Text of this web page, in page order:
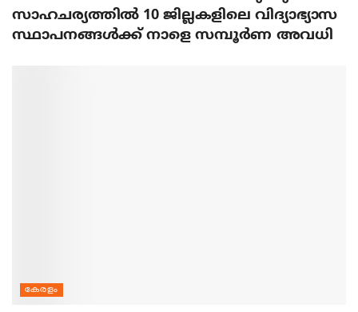
സാഹചര്യത്തിൽ 10 ജില്ലകളിലെ വിദ്യാഭ്യാസ
സ്ഥാപനങ്ങൾക്ക് നാളെ സമ്പൂർണ അവധി
കേരളം